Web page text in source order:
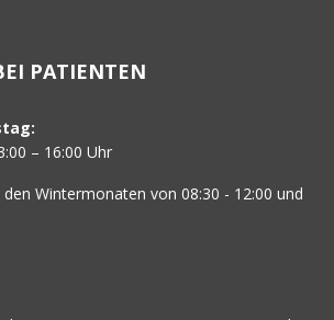
PATIENTEN
– 16:00 Uhr
Wintermonaten von 08:30 - 12:00 und